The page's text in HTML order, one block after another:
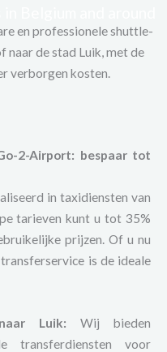
en professionele shuttle-
naar de stad Luik, met de
verborgen kosten.
2-Airport: bespaar tot
in taxidiensten van
tarieven kunt u tot 35%
prijzen. Of u nu
is de ideale
Luik: Wij bieden
transferdiensten voor